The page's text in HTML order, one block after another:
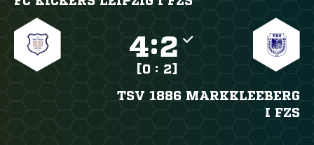
:
[0 : 2]
TSV 1886 MARKKLEEBERG
I FZS